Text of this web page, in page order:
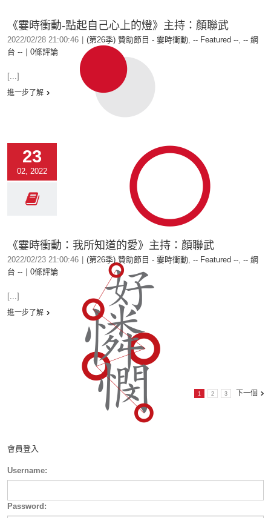
《霎時衝動-點起自己心上的燈》主持：顏聯武
2022/02/28 21:00:46 (第26季) 贊助節目 - 霎時衝動, -- Featured --, -- 網
台 --
0條評論
[...]
進一步了解
23
02, 2022
《霎時衝動：我所知道的愛》主持：顏聯武
2022/02/23 21:00:46 (第26季) 贊助節目 - 霎時衝動, -- Featured --, -- 網
台 --
0條評論
[...]
進一步了解
1 2 3 下一個
會員登入
Username:
Password: